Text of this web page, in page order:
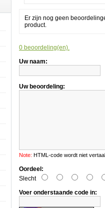
Filters
materialen
en
Rollermat
3
Aquarium
Rollermat
40
Er zijn nog geen
product.
0 beoordeling(en).
Uw naam:
Uw beoordeling:
Note: HTML-code wordt niet
Oordeel:
Slecht
Voer onderstaande code in: